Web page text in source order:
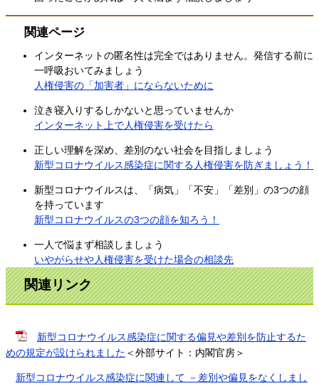
関連ページ
インターネットの匿名性は完全ではありません。発信する前に
一呼吸おいてみましょう
人権侵害の「加害者」にならないために
泣き寝入りするしかないと思っていませんか
インターネット上で人権侵害を受けたら
正しい理解を深め、差別のない社会を目指しましょう
新型コロナウイルス感染症に関する人権侵害を防ぎましょう！
新型コロナウイルスは、「病気」「不安」「差別」の3つの顔
を持っています
新型コロナウイルスの3つの顔を知ろう！
一人で悩まず相談しましょう
いやがらせや人権侵害を受けた場合の相談先
関連リンク
新型コロナウイルス感染症に関する偏見や差別を防止するた
めの規定が設けられました ＜外部サイト：内閣官房＞
新型コロナウイルス感染症に関連して －差別や偏見をなくしまし